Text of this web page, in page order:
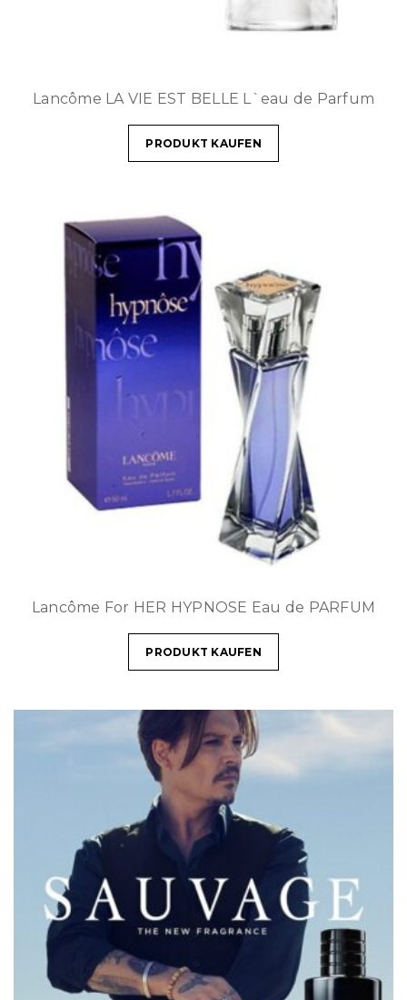
Lancôme LA VIE EST BELLE L`eau de Parfum
PRODUKT KAUFEN
Lancôme For HER HYPNOSE Eau de PARFUM
PRODUKT KAUFEN